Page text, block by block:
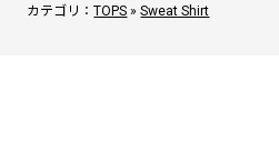
カテゴリ：TOPS »Sweat Shirt